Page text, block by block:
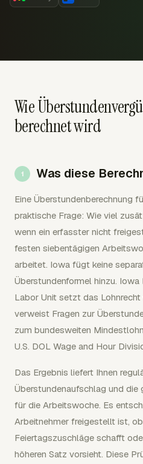
Wie
berechnet wird
Was diese
Eine Überstundenberechnung
praktische Frage: Wie viel
wenn ein erfasster nicht
festen siebentägigen
arbeitet. Iowa fügt keine
Überstundenformel hinzu. Iowa
Labor Unit setzt das
verweist Fragen zur
zum bundesweiten
U.S. DOL Wage and Hour
Das Ergebnis liefert Ihnen
Überstundenaufschlag und
für die Arbeitswoche. Es
Arbeitnehmer freigestellt ist,
Feiertagszuschläge schafft
höheren Satz vorsieht. Diese